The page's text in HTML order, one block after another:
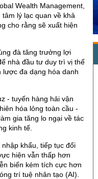
Wealth Management,
lý lạc quan về khả
cho rằng sẽ xuất hiện
đà tăng trưởng lợi
nhà đầu tư duy trì vị thế
lược đa dạng hóa danh
- tuyến hàng hải vận
hóa lỏng toàn cầu -
gia tăng lo ngại về tác
kinh tế.
khẩu, tiếp tục đối
hiện vẫn thấp hơn
biến kém tích cực hơn
trí tuệ nhân tạo (AI).